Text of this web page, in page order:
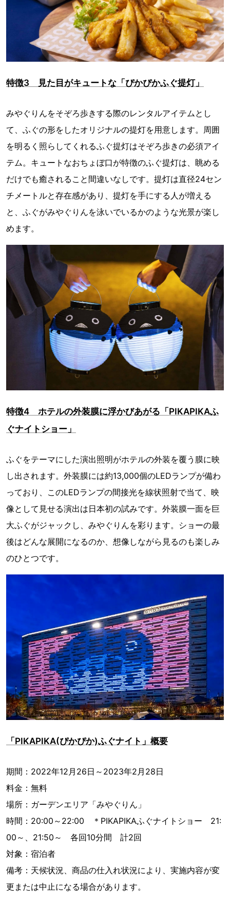
特徴3 見た目がキュートな「ぴかぴかふぐ提灯」
みやぐりんをそぞろ歩きする際のレンタルアイテムとし
て、ふぐの形をしたオリジナルの提灯を用意します。周囲
を明るく照らしてくれるふぐ提灯はそぞろ歩きの必須アイ
テム。キュートなおちょぼ口が特徴のふぐ提灯は、眺める
だけでも癒されること間違いなしです。提灯は直径24セン
チメートルと存在感があり、提灯を手にする人が増える
と、ふぐがみやぐりんを泳いでいるかのような光景が楽し
めます。
特徴4 ホテルの外装膜に浮かびあがる「PIKAPIKAふ
ぐナイトショー」
ふぐをテーマにした演出照明がホテルの外装を覆う膜に映
し出されます。外装膜には約13,000個のLEDランプが備わ
っており、このLEDランプの間接光を線状照射で当て、映
像として見せる演出は日本初の試みです。外装膜一面を巨
大ふぐがジャックし、みやぐりんを彩ります。ショーの最
後はどんな展開になるのか、想像しながら見るのも楽しみ
のひとつです。
「PIKAPIKA(ぴかぴか)ふぐナイト」概要
期間：2022年12月26日～2023年2月28日
料金：無料
場所：ガーデンエリア「みやぐりん」
時間：20:00～22:00 ＊PIKAPIKAふぐナイトショー 21:
00～、21:50～ 各回10分間 計2回
対象：宿泊者
備考：天候状況、商品の仕入れ状況により、実施内容が変
更または中止になる場合があります。